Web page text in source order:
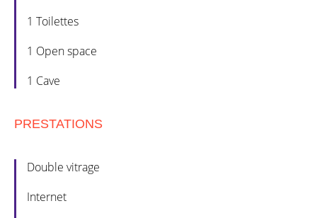
1 Toilettes
1 Open space
1 Cave
PRESTATIONS
Double vitrage
Internet